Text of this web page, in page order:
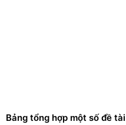
Bảng tổng hợp một số đề